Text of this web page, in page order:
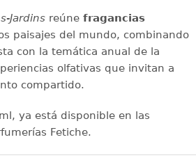
Jardinsreúne fragancias
paisajes del mundo, combinando
con la temática anual de la
olfativas que invitan a
compartido.
ya está disponible en las
Fetiche.